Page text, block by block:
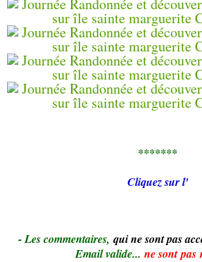
*******
Cliquez sur l'
- Les commentaires, qui ne sont pas
Email valide... ne sont pas